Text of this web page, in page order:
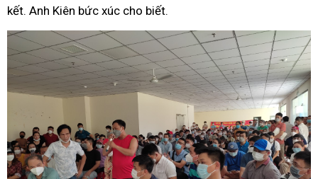
kết. Anh Kiên bức xúc cho biết.